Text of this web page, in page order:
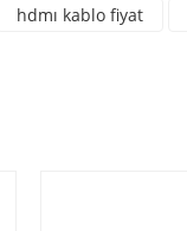
hdmı kablo fiyat